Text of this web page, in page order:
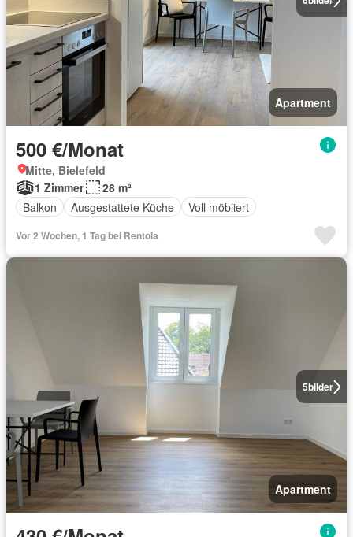
Apartment
500 €/Monat
Mitte, Bielefeld
1 Zimmer
28 m²
Balkon
Ausgestattete Küche Voll möbliert
Vor 2 Wochen, 1 Tag bei Rentola
5bilder
Apartment